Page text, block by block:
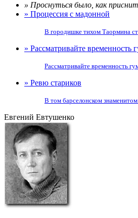
» Проснуться было, как
» Процессия с мадонной
В городишке тихом Таормина
» Рассматривайте временность
Рассматривайте временность
» Ревю стариков
В том барселонском знаменитом
Евгений Евтушенко